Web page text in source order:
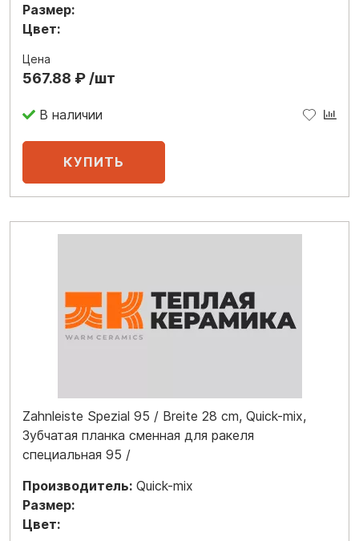
Размер:
Цвет:
Цена
567.88 ₽ /шт
В наличии
Zahnleiste Spezial 95 / Breite 28 cm, Quick-mix,
Зубчатая планка сменная для ракеля
специальная 95 /
Производитель: Quick-mix
Размер:
Цвет: